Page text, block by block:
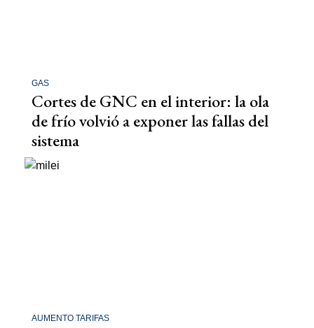
GAS
Cortes de GNC en el interior: la ola
de frío volvió a exponer las fallas del
sistema
AUMENTO TARIFAS